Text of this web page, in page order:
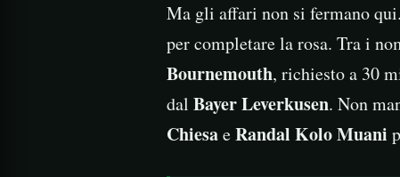
Ma gli affari non si fermano
per completare la rosa. Tra i
Bournemouth, richiesto a 30
dal Bayer Leverkusen. Non
ChiesaeRandal Kolo Muani